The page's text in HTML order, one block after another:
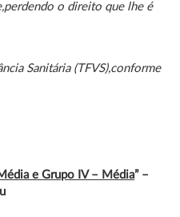
o direito que lhe é
Sanitária (TFVS),conforme
e Grupo IV – Média” –